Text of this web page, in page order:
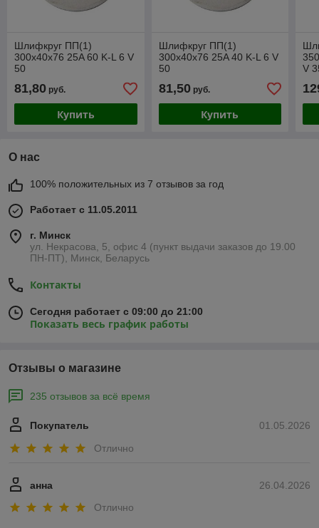
Шлифкруг ПП(1)
300х40х76 25A 60 K-L 6 V
50
81,80 руб.
Купить
Шлифкруг ПП(1)
300х40х76 25A 40 K-L 6 V
50
81,50руб.
Купить
V
О нас
100% положительных из 7 отзывов за год
Работает с 11.05.2011
г. Минск
ул. Некрасова, 5, офис 4 (пункт выдачи заказов до 19.00
ПН-ПТ), Минск, Беларусь
Контакты
Сегодня работает с 09:00 до 21:00
Показать весь график работы
Отзывы о магазине
235 отзывов за всё время
01.05.2026
Покупатель
Отлично
26.04.2026
анна
Отлично